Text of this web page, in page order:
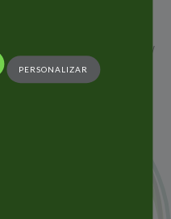
at CPHI worldwide show
11th October in
in aluminium
tubes and
to exhibit at CPHI
meet existing
PERSONALIZAR